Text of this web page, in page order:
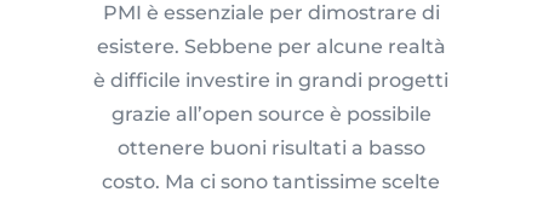
PMI è essenziale per dimostrare di
esistere. Sebbene per alcune realtà
è difficile investire in grandi progetti
grazie all’open source è possibile
ottenere buoni risultati a basso
costo. Ma ci sono tantissime scelte